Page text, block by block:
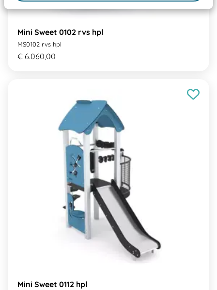
Mini Sweet 0102 rvs hpl
MS0102 rvs hpl
€ 6.060,00
Mini Sweet 0112 hpl